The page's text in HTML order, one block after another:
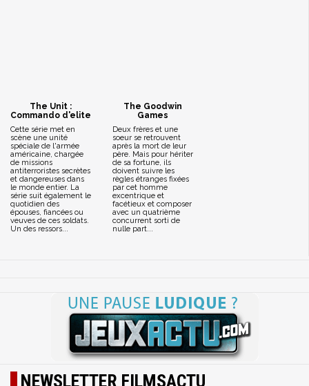
The Unit :
Commando d'elite
Cette série met en
scène une unité
spéciale de l'armée
américaine, chargée
de missions
antiterroristes secrètes
et dangereuses dans
le monde entier. La
série suit également le
quotidien des
épouses, fiancées ou
veuves de ces soldats.
Un des ressors...
The Goodwin
Games
Deux frères et une
soeur se retrouvent
après la mort de leur
père. Mais pour hériter
de sa fortune, ils
doivent suivre les
règles étranges fixées
par cet homme
excentrique et
facétieux et composer
avec un quatrième
concurrent sorti de
nulle part...
NEWSLETTER FILMSACTU